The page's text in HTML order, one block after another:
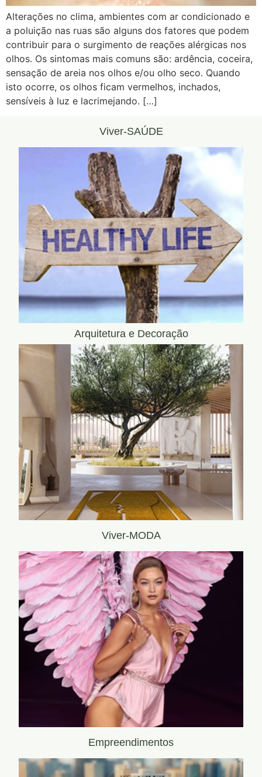
Alterações no clima, ambientes com ar condicionado e
a poluição nas ruas são alguns dos fatores que podem
contribuir para o surgimento de reações alérgicas nos
olhos. Os sintomas mais comuns são: ardência, coceira,
sensação de areia nos olhos e/ou olho seco. Quando
isto ocorre, os olhos ficam vermelhos, inchados,
sensíveis à luz e lacrimejando. […]
Viver-SAÚDE
Arquitetura e Decoração
Viver-MODA
Empreendimentos